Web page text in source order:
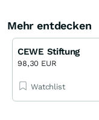
Mehr entdecken
CEWE Stiftung
98,30 EUR
Watchlist